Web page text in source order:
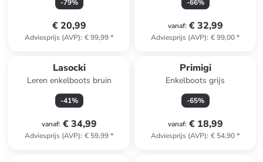
-79%
€ 20,99
Adviesprijs (AVP): € 99,99*
-66%
vanaf: € 32,99
Adviesprijs (AVP): € 99,00*
Lasocki
Leren enkelboots bruin
-41%
vanaf: € 34,99
Adviesprijs (AVP): € 59,99*
Primigi
Enkelboots grijs
-65%
vanaf: € 18,99
Adviesprijs (AVP): € 54,90*